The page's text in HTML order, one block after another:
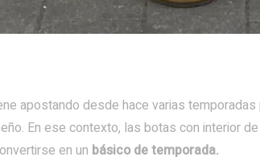
apostando desde hace varias
En ese contexto, las botas con interior
en un básico de temporada.